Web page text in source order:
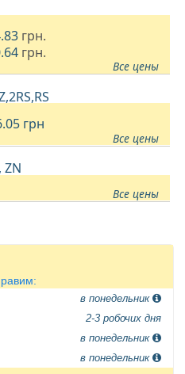
грн.
грн.
Все цены
грн
Все цены
ZN
Все цены
в понедельник
2-3 робочих дня
в понедельник
в понедельник